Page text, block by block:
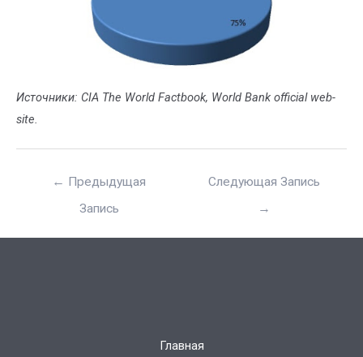
Источники: CIA The World Factbook, World Bank official web-
site.
← Предыдущая
Запись
Следующая Запись
→
Главная